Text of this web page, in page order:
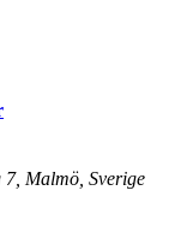
Malmö, Sverige